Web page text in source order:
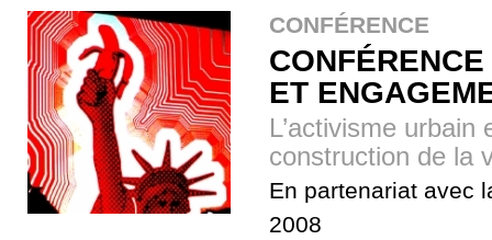
CONFÉRENCE
ET
L’activisme
construction de la
En partenariat avec
2008